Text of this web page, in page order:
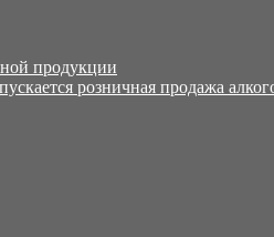
продукции
розничная продажа